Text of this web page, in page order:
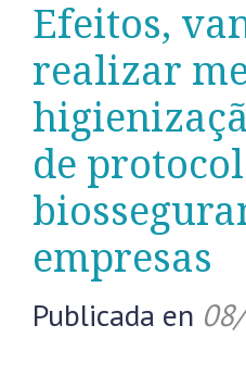
Efeitos,
realizar
de
empresas
Publicada en